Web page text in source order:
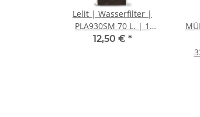
Lelit | Wasserfilter |
PLA930SM 70 L. | 1
Stück
12,50 € *